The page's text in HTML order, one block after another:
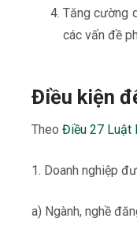
Tăng cường
các vấn đề
Điều kiện
Theo Điều 27 Luật
1. Doanh nghiệp
a) Ngành, nghề